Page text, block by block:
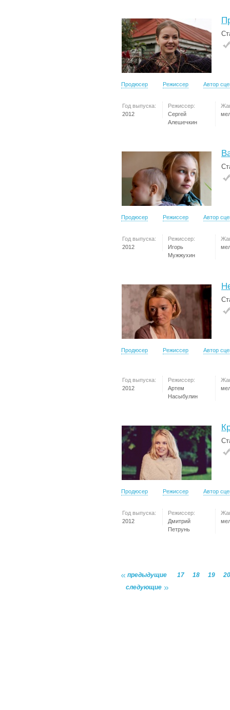
Продюсер Режиссер Автор
Год выпуска:
2012
Режиссер:
Сергей
Алешечкин
Продюсер Режиссер Автор
Год выпуска:
2012
Режиссер:
Игорь
Мужжухин
Продюсер Режиссер Автор
Год выпуска:
2012
Режиссер:
Артем
Насыбулин
Продюсер Режиссер Автор
Год выпуска:
2012
Режиссер:
Дмитрий
Петрунь
предыдущие 17 18 19
20
следующие